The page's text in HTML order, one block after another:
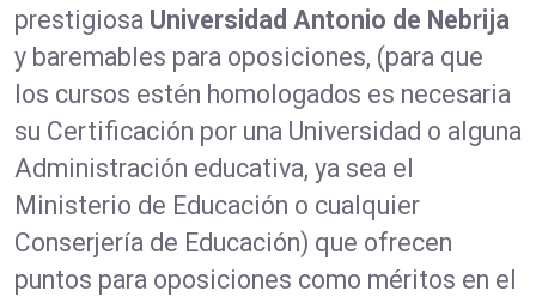
prestigiosa Universidad Antonio de Nebrija
y baremables para oposiciones, (para que
los cursos estén homologados es necesaria
su Certificación por una Universidad o alguna
Administración educativa, ya sea el
Ministerio de Educación o cualquier
Conserjería de Educación) que ofrecen
puntos para oposiciones como méritos en el